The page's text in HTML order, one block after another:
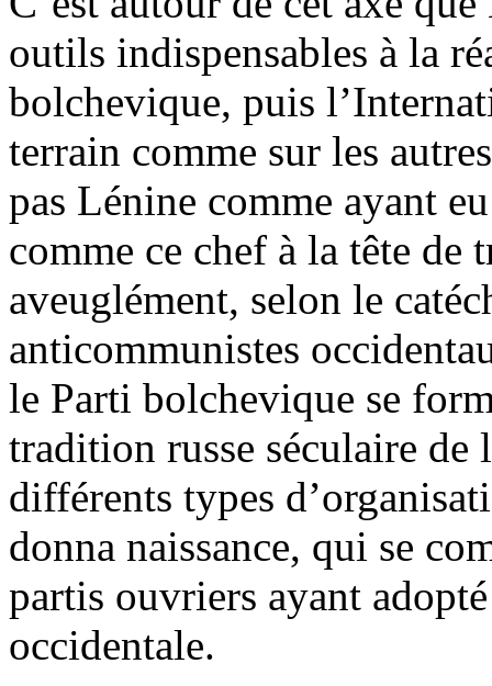
outils indispensables à la
bolchevique, puis
terrain comme sur les
pas Lénine comme ayant
comme ce chef à la tête de
aveuglément, selon le
anticommunistes
le Parti bolchevique se
tradition russe séculaire de
différents types
donna naissance, qui se
partis ouvriers ayant
occidentale.